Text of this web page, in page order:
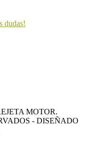
dudas!
MOTOR.
- DISEÑADO